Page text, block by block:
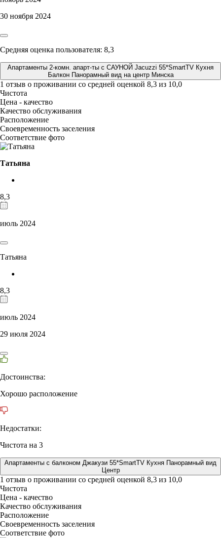
30 ноября 2024
Средняя оценка пользователя: 8,3
Апартаменты 2-комн. апарт-ты с САУНОЙ Jacuzzi 55*SmartTV Кухня
Балкон Панорамный вид на центр Минска
1 отзыв о проживании со средней оценкой 8,3 из 10,0
Чистота
Цена - качество
Качество обслуживания
Расположение
Своевременность заселения
Соответствие фото
Татьяна
8,3
июль 2024
Татьяна
8,3
июль 2024
29 июля 2024
Достоинства:
Хорошо расположение
Недостатки:
Чистота на 3
Апартаменты с балконом Джакузи 55*SmartTV Кухня Панорамный вид
Центр
1 отзыв о проживании со средней оценкой 8,3 из 10,0
Чистота
Цена - качество
Качество обслуживания
Расположение
Своевременность заселения
Соответствие фото